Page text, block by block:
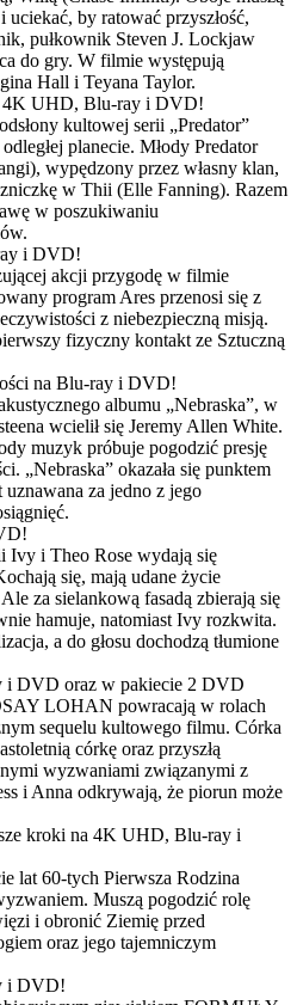
uciekać, by ratować przyszłość,
pułkownik Steven J. Lockjaw
do gry. W filmie występują
Hall i Teyana Taylor.
4K UHD, Blu-ray i DVD!
kultowej serii „Predator”
planecie. Młody Predator
wypędzony przez własny klan,
w Thii (Elle Fanning). Razem
w poszukiwaniu
i DVD!
akcji przygodę w filmie
program Ares przenosi się z
z niebezpieczną misją.
fizyczny kontakt ze Sztuczną
na Blu-ray i DVD!
albumu „Nebraska”, w
wcielił się Jeremy Allen White.
muzyk próbuje pogodzić presję
„Nebraska” okazała się punktem
za jedno z jego
Ivy i Theo Rose wydają się
się, mają udane życie
za sielankową fasadą zbierają się
hamuje, natomiast Ivy rozkwita.
a do głosu dochodzą tłumione
i DVD oraz w pakiecie 2 DVD
LOHAN powracają w rolach
sequelu kultowego filmu. Córka
córkę oraz przyszłą
wyzwaniami związanymi z
i Anna odkrywają, że piorun może
kroki na 4K UHD, Blu-ray i
lat 60-tych Pierwsza Rodzina
Muszą pogodzić rolę
i obronić Ziemię przed
oraz jego tajemniczym
i DVD!